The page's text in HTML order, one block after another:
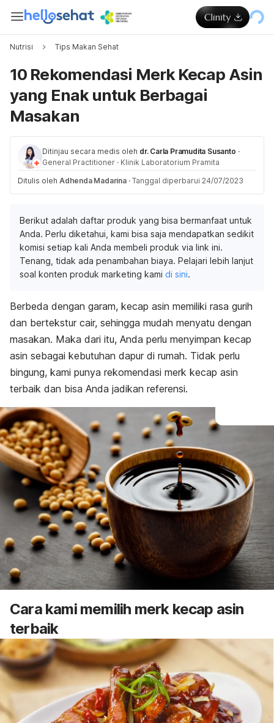
Nutrisi Tips Makan Sehat
10 Rekomendasi Merk Kecap Asin
yang Enak untuk Berbagai
Masakan
Ditinjau secara medis oleh dr. Carla Pramudita Susanto ·
General Practitioner · Klinik Laboratorium Pramita
Ditulis oleh Adhenda Madarina · Tanggal diperbarui 24/07/2023
Berikut adalah daftar produk yang bisa bermanfaat untuk
Anda. Perlu diketahui, kami bisa saja mendapatkan sedikit
komisi setiap kali Anda membeli produk via link ini.
Tenang, tidak ada penambahan biaya. Pelajari lebih lanjut
soal konten produk marketing kami di sini.
Berbeda dengan garam, kecap asin memiliki rasa gurih
dan bertekstur cair, sehingga mudah menyatu dengan
masakan. Maka dari itu, Anda perlu menyimpan kecap
asin sebagai kebutuhan dapur di rumah. Tidak perlu
bingung, kami punya rekomendasi merk kecap asin
terbaik dan bisa Anda jadikan referensi.
Cara kami memilih merk kecap asin
terbaik